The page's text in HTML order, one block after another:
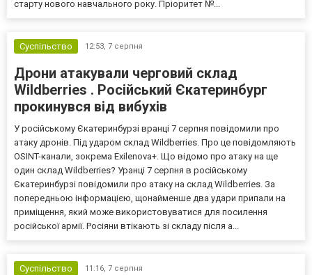
старту нового навчального року. Пріоритет №...
Суспільство 12:53, 7 серпня
Дрони атакували черговий склад
Wildberries . Російський Єкатеринбург
прокинувся від вибухів
У російському Єкатеринбурзі вранці 7 серпня повідомили про
атаку дронів. Під ударом склад Wildberries. Про це повідомляють
OSINT-канали, зокрема Exilenova+. Що відомо про атаку на ще
один склад Wildberries? Уранці 7 серпня в російському
Єкатеринбурзі повідомили про атаку на склад Wildberries. За
попередньою інформацією, щонайменше два удари припали на
приміщення, який може використовуватися для посилення
російської армії. Росіяни втікають зі складу після а...
Суспільство 11:16, 7 серпня